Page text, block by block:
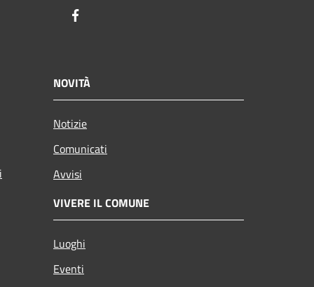
NOVITÀ
Notizie
Comunicati
Avvisi
VIVERE IL COMUNE
Luoghi
Eventi